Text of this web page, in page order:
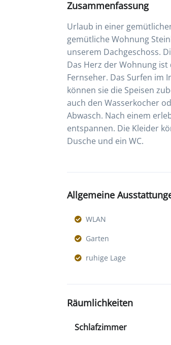
Zusammenfassung
Urlaub in einer
gemütliche Wohnung
unserem Dachgeschoss.
Das Herz der Wohnung
Fernseher. Das Surfen im
können sie die Speisen
auch den Wasserkocher
Abwasch. Nach einem
entspannen. Die Kleider
Dusche und ein WC.
Allgemeine
WLAN
Garten
ruhige Lage
Räumlichkeiten
Schlafzimmer